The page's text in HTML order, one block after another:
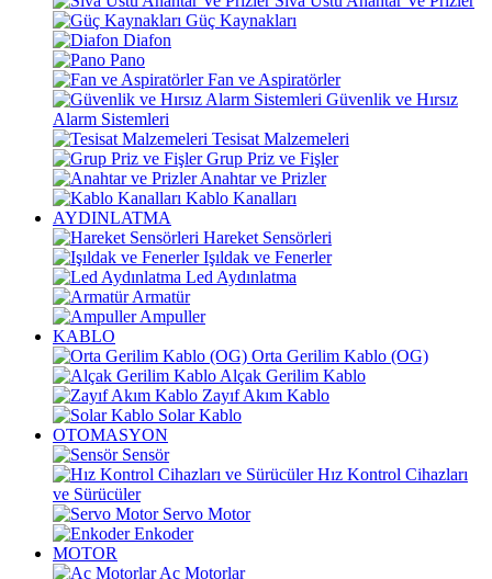
Güç Kaynakları
Diafon
Pano
Fan ve Aspiratörler
Güvenlik ve Hırsız
Alarm Sistemleri
Tesisat Malzemeleri
Grup Priz ve Fişler
Anahtar ve Prizler
Kablo Kanalları
AYDINLATMA
Hareket Sensörleri
Işıldak ve Fenerler
Led Aydınlatma
Armatür
Ampuller
KABLO
Orta Gerilim Kablo (OG)
Alçak Gerilim Kablo
Zayıf Akım Kablo
Solar Kablo
OTOMASYON
Sensör
Hız Kontrol Cihazları
ve Sürücüler
Servo Motor
Enkoder
MOTOR
Ac Motorlar